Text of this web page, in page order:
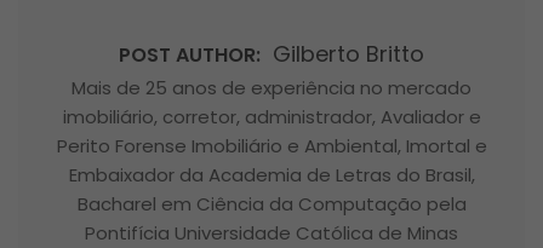
POST AUTHOR: Gilberto Britto
Mais de 25 anos de experiência no mercado
imobiliário, corretor, administrador, Avaliador e
Perito Forense Imobiliário e Ambiental, Imortal e
Embaixador da Academia de Letras do Brasil,
Bacharel em Ciência da Computação pela
Pontifícia Universidade Católica de Minas